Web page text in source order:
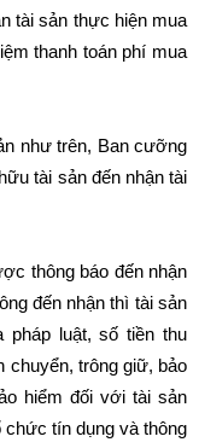
tài sản thực hiện mua
thanh toán phí mua
như trên, Ban cưỡng
tài sản đến nhận tài
thông báo đến nhận
đến nhận thì tài sản
pháp luật, số tiền thu
trông giữ, bảo
hiểm đối với tài sản
tín dụng và thông